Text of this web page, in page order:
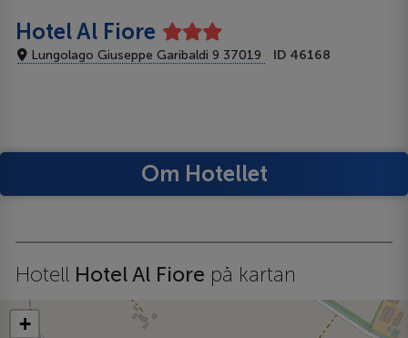
Hotel Al Fiore
Lungolago Giuseppe Garibaldi 9 37019 ID 46168
Om Hotellet
Hotell Hotel Al Fiore på kartan
+